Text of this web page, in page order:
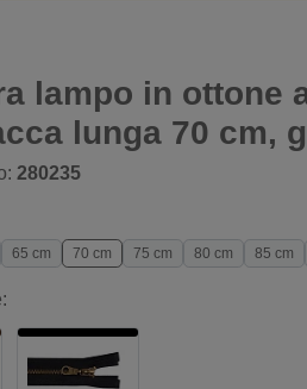
lampo in ottone
lunga 70 cm,
280235
65 cm 70 cm 75 cm 80 cm 85 cm